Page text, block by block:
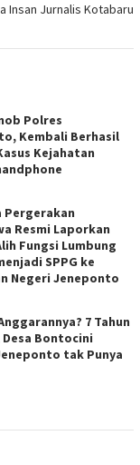
Insan Jurnalis Kotabaru
Polres
Kembali Berhasil
Kejahatan
Pergerakan
Resmi Laporkan
Fungsi Lumbung
SPPG ke
Negeri Jeneponto
7 Tahun
Bontocini
tak Punya